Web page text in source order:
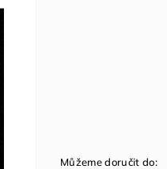
Můžeme doručit do: